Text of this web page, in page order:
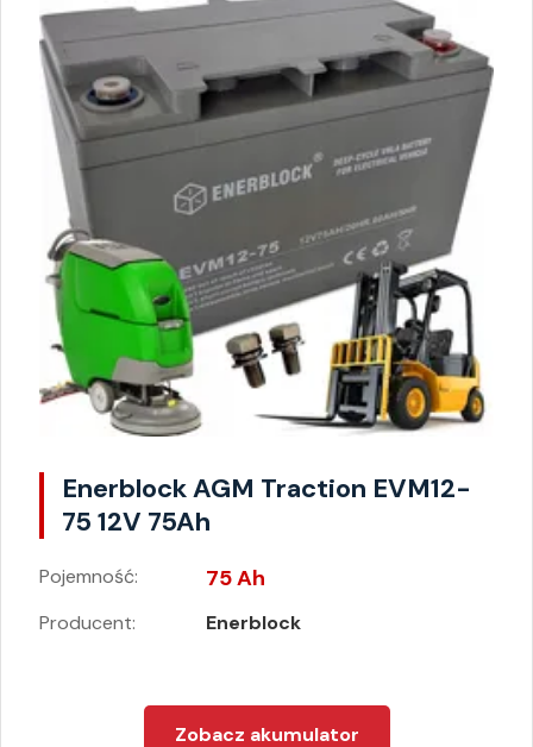
Enerblock AGM Traction EVM12-
75 12V 75Ah
Pojemność: 75 Ah
Producent: Enerblock
Zobacz akumulator